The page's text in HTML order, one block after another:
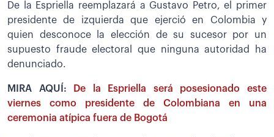
De la Espriella reemplazará a Gustavo Petro, el primer
presidente de izquierda que ejerció en Colombia y
quien desconoce la elección de su sucesor por un
supuesto fraude electoral que ninguna autoridad ha
denunciado.
MIRA AQUÍ:
De la Espriella será posesionado este
viernes como presidente de Colombiana en una
ceremonia atípica fuera de Bogotá